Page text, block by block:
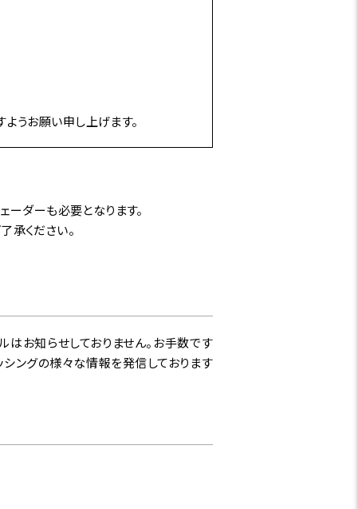
うお願い申し上げます。
ーダーも必要となります。
承ください。
お知らせしておりません。お手数です
ングの様々な情報を発信しております